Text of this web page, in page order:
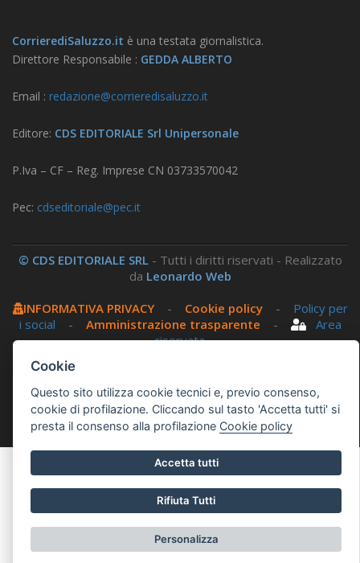
CorrierediSaluzzo.it è una testata giornalistica.
Direttore Responsabile : GEDDA ALBERTO
Email : redazione@corrieredisaluzzo.it
Editore: CDS EDITORIALE Srl Unipersonale
P.Iva – CF – Reg. Imprese CN 03733570042
Pec: cdseditoriale@pec.it
© CDS EDITORIALE SRL - Tutti i diritti riservati - Realizzato
da Leonardo Web
INFORMATIVA PRIVACY- Cookie policy- Policy per
i social - Amministrazione trasparente -
Area
riservata
Questo sito utilizza, nella versione per UTENTI CON
DISLESSIA,Biancoenero ®, una font italiana ad Alta
Leggibilità.
Cookie
Questo sito utilizza cookie tecnici e, previo consenso,
cookie di profilazione. Cliccando sul tasto 'Accetta tutti' si
presta il consenso alla profilazione Cookie policy
Accetta tutti
Rifiuta Tutti
Personalizza